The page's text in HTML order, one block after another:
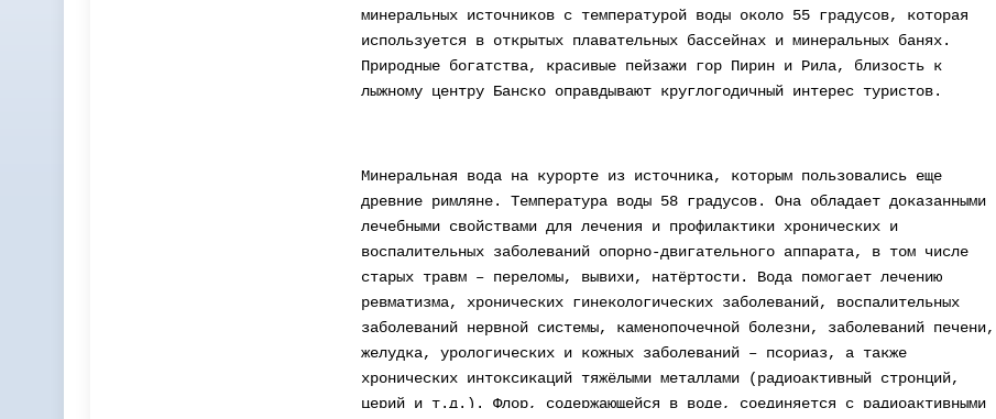
минеральных источников с температурой воды около 55 градусов, которая
используется в открытых плавательных бассейнах и минеральных банях.
Природные богатства, красивые пейзажи гор Пирин и Рила, близость к
лыжному центру Банско оправдывают круглогодичный интерес туристов.
Минеральная вода на курорте из источника, которым пользовались еще
древние римляне. Температура воды 58 градусов. Она обладает доказанными
лечебными свойствами для лечения и профилактики хронических и
воспалительных заболеваний опорно-двигательного аппарата, в том числе
старых травм – переломы, вывихи, натёртости. Вода помогает лечению
ревматизма, хронических гинекологических заболеваний, воспалительных
заболеваний нервной системы, каменопочечной болезни, заболеваний печени,
желудка, урологических и кожных заболеваний – псориаз, а также
хронических интоксикаций тяжёлыми металлами (радиоактивный стронций,
церий и т.д.). Флор, содержающейся в воде, соединяется с радиоактивными